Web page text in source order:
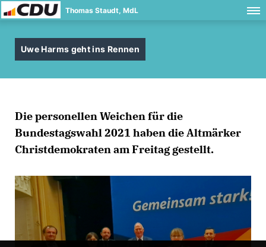
Thomas Staudt, MdL
Uwe Harms geht ins Rennen
Die personellen Weichen für die
Bundestagswahl 2021 haben die Altmärker
Christdemokraten am Freitag gestellt.